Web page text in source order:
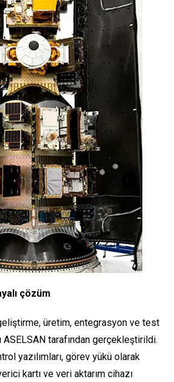
çözüm
üretim, entegrasyon ve test
tarafından gerçekleştirildi.
yazılımları, görev yükü olarak
kartı ve veri aktarım cihazı